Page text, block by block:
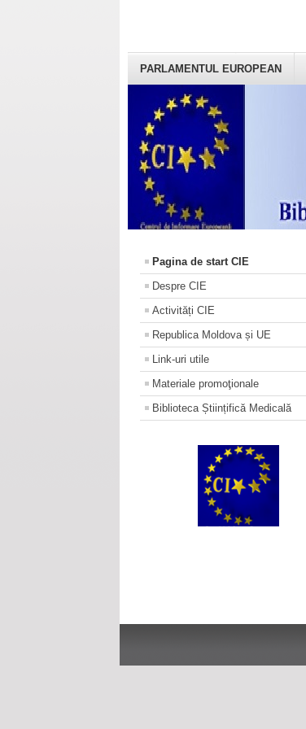
PARLAMENTUL EUROPEAN
Pagina de start CIE
Despre CIE
Activități CIE
Republica Moldova și UE
Link-uri utile
Materiale promoţionale
Biblioteca Științifică Medicală